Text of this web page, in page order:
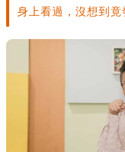
身上看過，沒想到竟